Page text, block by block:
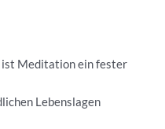
ist Meditation ein fester
Lebenslagen